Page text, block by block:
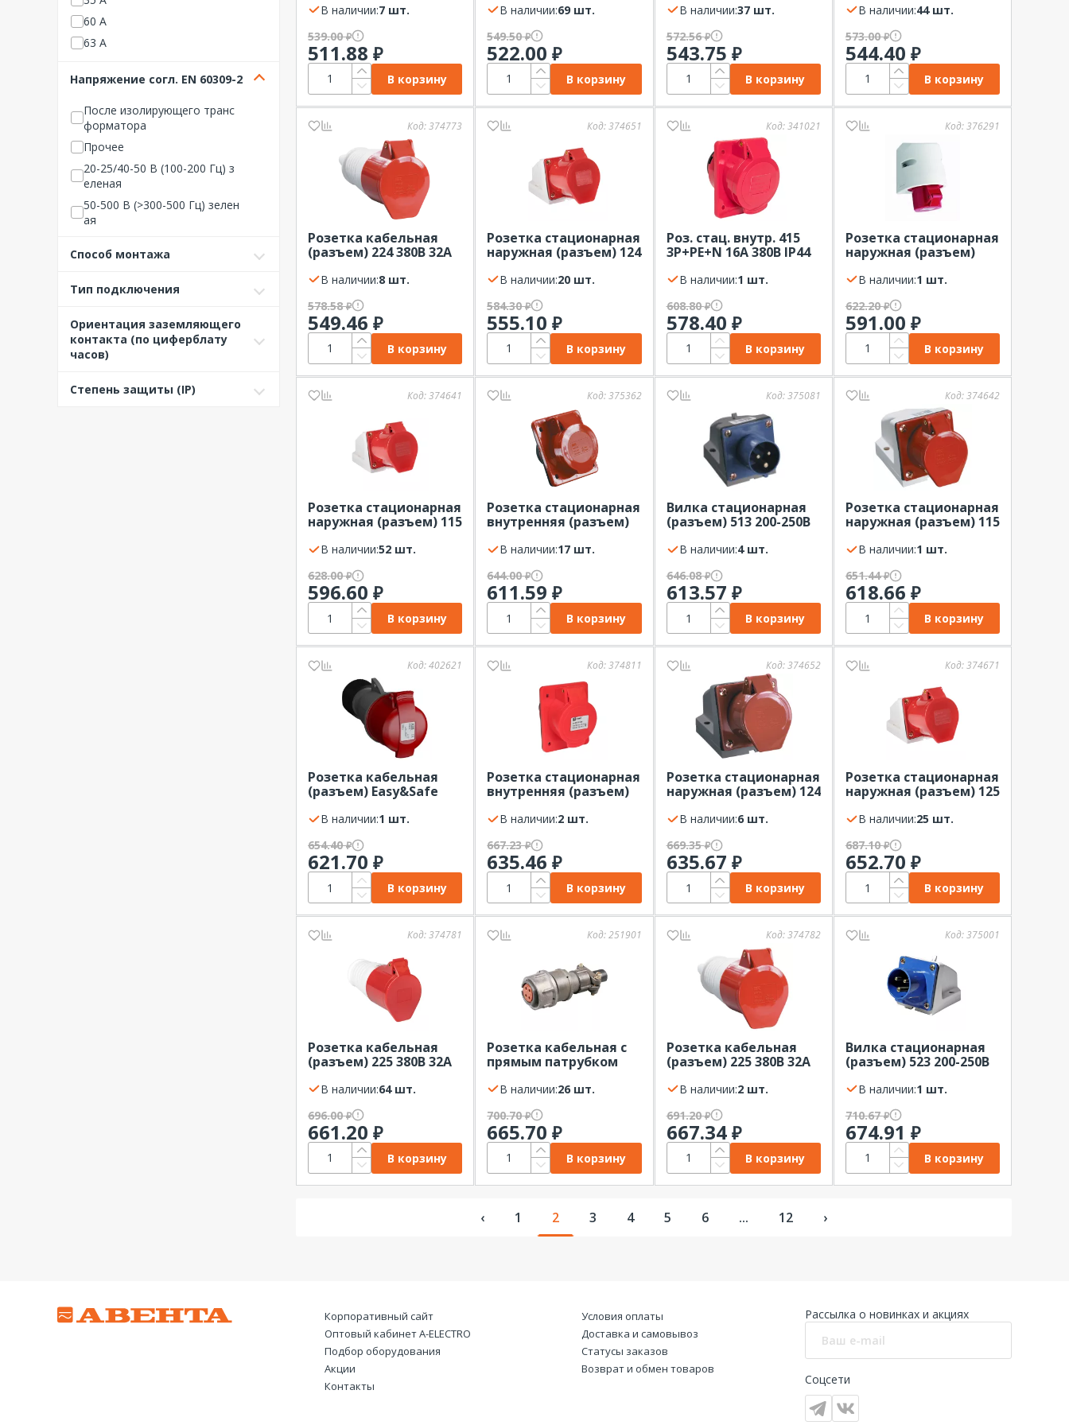
Phoenix Contact
Schneider Electric
КЭАЗ (Курский электроаппар
Мемотерм-ММ
Россия/СНГ/ЕАЭС
ТАУРУС
ЭЛЕКОН
ЭРА (Энергия света)
60 А
63 А
125 А
Напряжение согл. EN 60309-2
После изолирующего транс
форматора
Прочее
20-25/40-50 В (100-200 Гц) з
еленая
50-500 В (>300-500 Гц) зелен
ая
я
220-230 В (50+60 Гц) синяя
400 В (50+60 Гц) красная
400-440 В (50+60 Гц) красна
я
600-690 В (50+60 Гц) черная
Способ монтажа
Тип подключения
Ориентация заземляющего
контакта (по циферблату
часов)
Степень защиты (IP)
В наличии:
7 шт.
539.00₽
511.88 ₽
В корзину
В наличии:
69 шт.
549.50₽
522.00₽
В корзину
(3P+PE)
В наличии:
37 шт.
572.56₽
543.75 ₽
В корзину
В наличии:
44 шт.
573.00₽
544.40 ₽
В корзину
Код:374773
Розетка кабельная
(разъем) 224 380В 32А
В наличии:
8 шт.
578.58₽
549.46 ₽
В корзину
Код:374651
Розетка стационарная
наружная (разъем) 124
(3Р+РЕ)
В наличии:
20 шт.
584.30₽
555.10₽
В корзину
Код:341021
Роз. стац. внутр. 415
3Р+РЕ+N 16А 380В IP44
В наличии:
1 шт.
608.80₽
578.40 ₽
В корзину
Код:376291
Розетка стационарная
наружная (разъем)
В наличии:
1 шт.
622.20₽
591.00 ₽
В корзину
Код:374641
Розетка стационарная
наружная (разъем) 115
(3Р+РЕ+N)
В наличии:
52 шт.
628.00₽
596.60 ₽
В корзину
Код:375362
Розетка стационарная
внутренняя (разъем)
ССИ (3P+PE)
В наличии:
17 шт.
644.00₽
611.59₽
В корзину
Код:375081
Вилка стационарная
(разъем) 513 200-250В
В наличии:
4 шт.
646.08₽
613.57 ₽
В корзину
Код:374642
Розетка стационарная
наружная (разъем) 115
(3P+PE+N)
В наличии:
1 шт.
651.44₽
618.66 ₽
В корзину
Код:402621
Розетка кабельная
(разъем) Easy&Safe
ABB (3P+E)
В наличии:
1 шт.
654.40₽
621.70 ₽
В корзину
Код:374811
Розетка стационарная
внутренняя (разъем)
(3Р+РЕ+N)
В наличии:
2 шт.
667.23₽
635.46₽
В корзину
Код:374652
Розетка стационарная
наружная (разъем) 124
(3P+PE)
В наличии:
6 шт.
669.35₽
635.67 ₽
В корзину
Код:374671
Розетка стационарная
наружная (разъем) 125
(3Р+РЕ+N)
В наличии:
25 шт.
687.10₽
652.70 ₽
В корзину
Код:374781
Розетка кабельная
(разъем) 225 380В 32А
IP44 EKF (3P+РЕ+N)
В наличии:
64 шт.
696.00₽
661.20 ₽
В корзину
Код:251901
Розетка кабельная с
прямым патрубком
2РМДТ18КПН4Г5В1В
импорт 2023 год
В наличии:
26 шт.
700.70₽
665.70₽
В корзину
Код:374782
Розетка кабельная
(разъем) 225 380В 32А
IP44 IEK ССИ (3P+PE+N)
В наличии:
2 шт.
691.20₽
667.34 ₽
В корзину
Код:375001
Вилка стационарная
(разъем) 523 200-250В
32А IP44 IEK ССИ
(2P+PE)
В наличии:
1 шт.
710.67₽
674.91 ₽
В корзину
‹ 1 2 3 4 5 6 ... 12 ›
Корпоративный сайт
Оптовый кабинет А-ELECTRO
Подбор оборудования
Акции
Контакты
Условия оплаты
Доставка и самовывоз
Статусы заказов
Возврат и обмен товаров
Рассылка о новинках и акциях
Соцсети